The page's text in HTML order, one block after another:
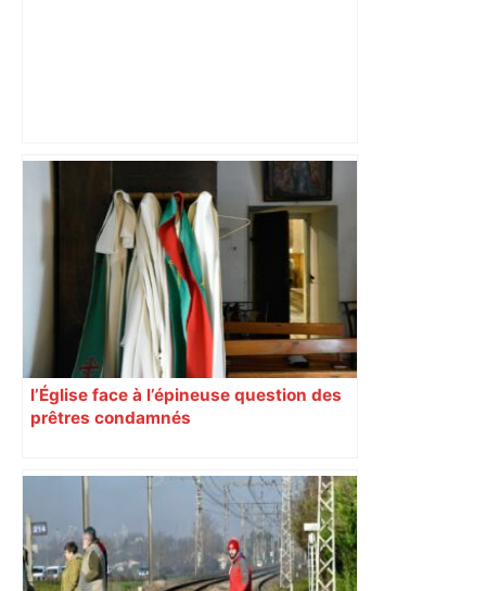
« Rien d'inquiétant » pour Guillaume
Restes, le gardien de Toulouse, après
sa sortie à Metz – L'Équipe
l’Église face à l’épineuse question des
prêtres condamnés